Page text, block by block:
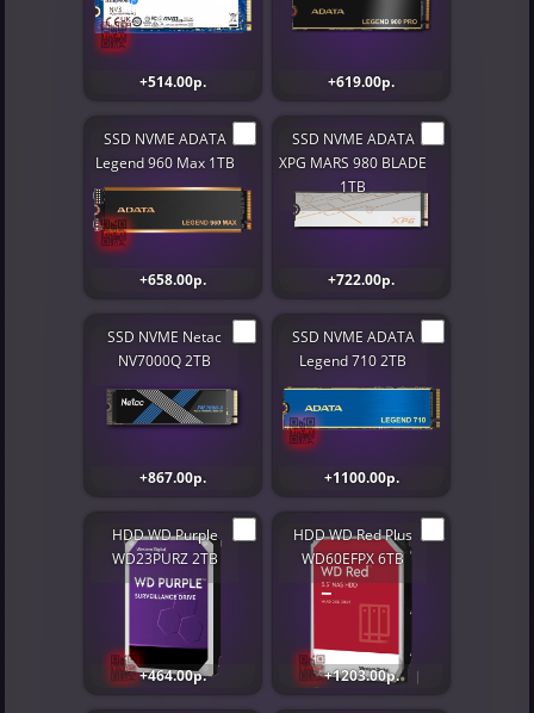
+514.00р. +619.00р.
SSD NVME ADATA
Legend 960 Max 1TB
+658.00р.
SSD NVME ADATA
XPG MARS 980 BLADE
1TB
+722.00р.
SSD NVME Netac
NV7000Q 2TB
+867.00р.
SSD NVME ADATA
Legend 710 2TB
+1100.00р.
HDD WD Purple
WD23PURZ 2TB
+464.00р.
HDD WD Red Plus
WD60EFPX 6TB
+1203.00р.